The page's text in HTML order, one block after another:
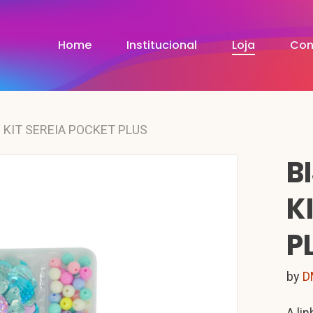
Home Institucional Loja
SEREIA POCKET PLUS
by